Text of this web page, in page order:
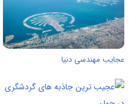
عجایب مهندسی دنیا